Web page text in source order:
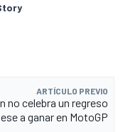
ARTÍCULO PREVIO
no celebra un regreso
a ganar en MotoGP